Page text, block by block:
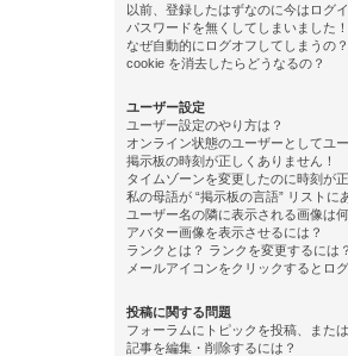
以前、登録したはずなのに今はログ
パスワードを無くしてしまいました！
なぜ自動的にログオフしてしまうの？
cookie を消去したらどうなるの？
ユーザー設定
ユーザー設定のやり方は？
オンライン状態のユーザーとしてユ
掲示板の時刻が正しくありません！
タイムゾーンを変更したのに時刻が
私の母語が “掲示板の言語” リストに
ユーザー名の隣に表示される画像は
アバター画像を表示させるには？
ランクとは？ ランクを変更するには
メールアイコンをクリックするとロ
投稿に関する問題
フォーラムにトピックを投稿、また
記事を編集・削除するには？